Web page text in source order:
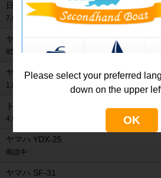
日産 セブリエ 28Ⅱ
7,800,000円
ヤマハ DY-28C
850,000円
ヤマハ AG-21
1,880,000円
トヨタ ポーナム26L
4,900,000円
ヤマハ YDX-25
商談中
ヤマハ SF-31
Please select your preferred
down on the upper
OK